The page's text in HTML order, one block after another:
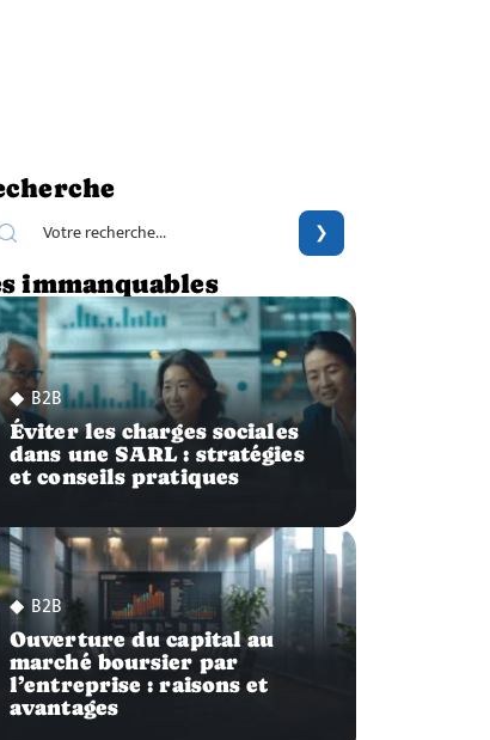
immanquables
B2B
Éviter les charges sociales
dans une SARL : stratégies
et conseils pratiques
B2B
Ouverture du capital au
marché boursier par
l’entreprise : raisons et
avantages